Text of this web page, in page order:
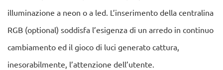
illuminazione a neon o a led. L’inserimento della centralina
RGB (optional) soddisfa l’esigenza di un arredo in continuo
cambiamento ed il gioco di luci generato cattura,
inesorabilmente, l’attenzione dell’utente.